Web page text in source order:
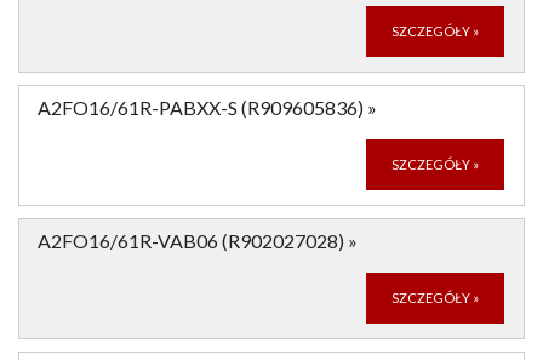
SZCZEGÓŁY »
A2FO16/61R-PABXX-S (R909605836) »
SZCZEGÓŁY »
A2FO16/61R-VAB06 (R902027028) »
SZCZEGÓŁY »